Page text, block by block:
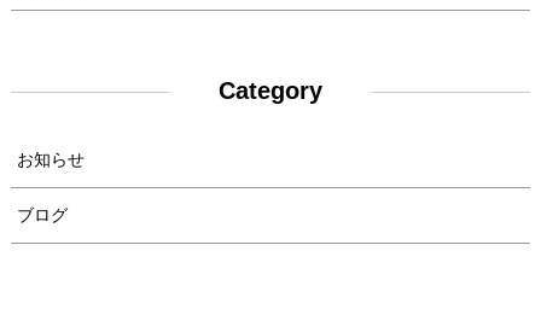
Category
お知らせ
ブログ